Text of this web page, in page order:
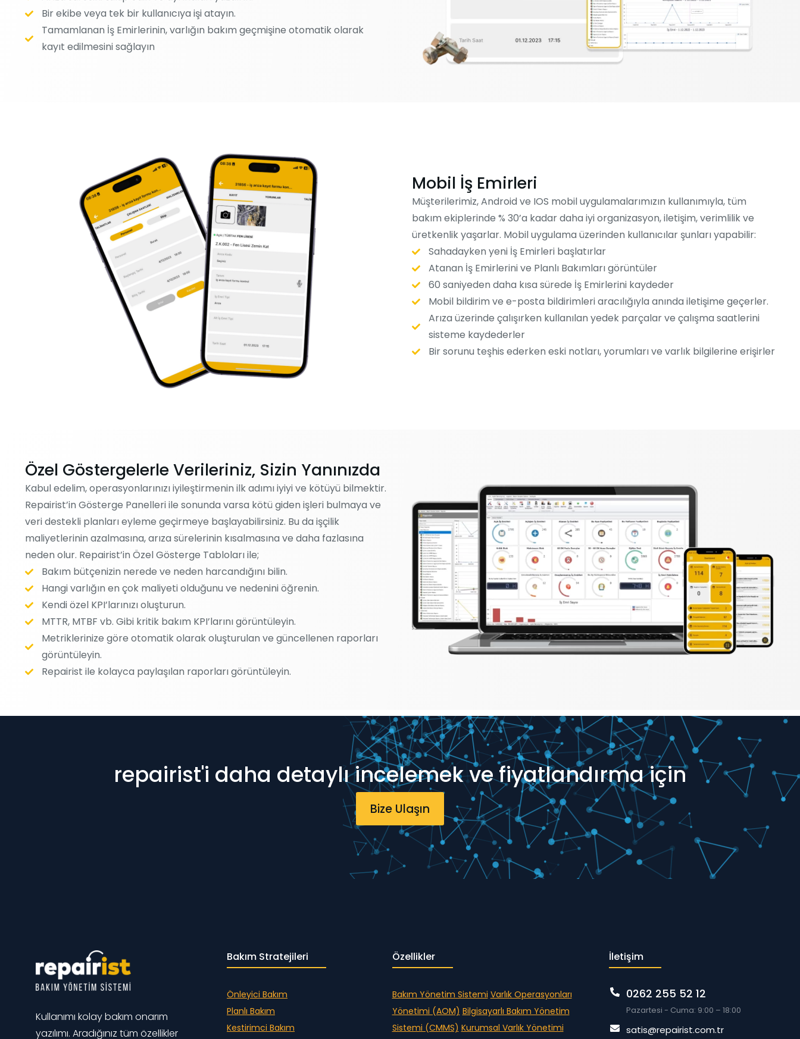
Bir ekibe veya tek bir kullanıcıya işi atayın.
Tamamlanan İş Emirlerinin, varlığın bakım geçmişine otomatik olarak
kayıt edilmesini sağlayın
Mobil İş Emirleri
Müşterilerimiz, Android ve IOS mobil uygulamalarımızın kullanımıyla, tüm
bakım ekiplerinde % 30’a kadar daha iyi organizasyon, iletişim, verimlilik ve
üretkenlik yaşarlar. Mobil uygulama üzerinden kullanıcılar şunları yapabilir:
Sahadayken yeni İş Emirleri başlatırlar
Atanan İş Emirlerini ve Planlı Bakımları görüntüler
60 saniyeden daha kısa sürede İş Emirlerini kaydeder
Mobil bildirim ve e-posta bildirimleri aracılığıyla anında iletişime geçerler.
Arıza üzerinde çalışırken kullanılan yedek parçalar ve çalışma saatlerini
sisteme kaydederler
Bir sorunu teşhis ederken eski notları, yorumları ve varlık bilgilerine erişirler
Özel Göstergelerle Verileriniz, Sizin Yanınızda
Kabul edelim, operasyonlarınızı iyileştirmenin ilk adımı iyiyi ve kötüyü bilmektir.
Repairist’in Gösterge Panelleri ile sonunda varsa kötü giden işleri bulmaya ve
veri destekli planları eyleme geçirmeye başlayabilirsiniz. Bu da işçilik
maliyetlerinin azalmasına, arıza sürelerinin kısalmasına ve daha fazlasına
neden olur. Repairist’in Özel Gösterge Tabloları ile;
Bakım bütçenizin nerede ve neden harcandığını bilin.
Hangi varlığın en çok maliyeti olduğunu ve nedenini öğrenin.
Kendi özel KPI’larınızı oluşturun.
MTTR, MTBF vb. Gibi kritik bakım KPI’larını görüntüleyin.
Metriklerinize göre otomatik olarak oluşturulan ve güncellenen raporları
görüntüleyin.
Repairist ile kolayca paylaşılan raporları görüntüleyin.
repairist'i daha detaylı incelemek ve fiyatlandırma için
Bize Ulaşın
Kullanımı kolay bakım onarım
yazılımı. Aradığınız tüm özellikler
Bakım Stratejileri
Önleyici Bakım
Planlı Bakım
Kestirimci Bakım
Özellikler
Bakım Yönetim Sistemi Varlık Operasyonları
Yönetimi (AOM) Bilgisayarlı Bakım Yönetim
Sistemi (CMMS) Kurumsal Varlık Yönetimi
İletişim
0262 255 52 12
Pazartesi - Cuma: 9:00 – 18:00
satis@repairist.com.tr